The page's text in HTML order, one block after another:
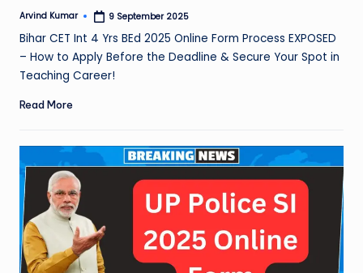
Posted
Arvind Kumar 9 September 2025
Bihar CET Int 4 Yrs BEd 2025 Online Form Process EXPOSED
– How to Apply Before the Deadline & Secure Your Spot in
Teaching Career!
Read More